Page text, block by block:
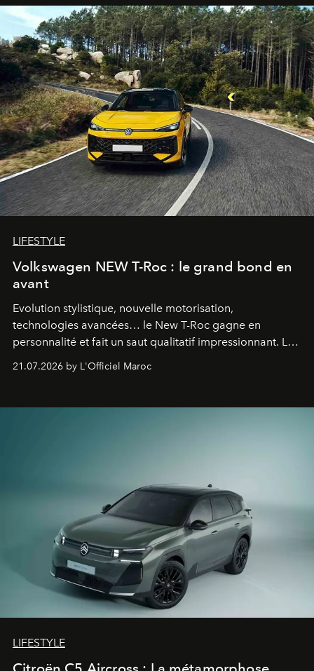
LIFESTYLE
Volkswagen NEW T-Roc : le grand bond en
avant
Evolution stylistique, nouvelle motorisation,
technologies avancées… le New T-Roc gagne en
personnalité et fait un saut qualitatif impressionnant. Le
constructeur allemand a revu en profondeur son SUV
fétiche pour le rendre plus premium. Et le pari semble
21.07.2026 by L'Officiel Maroc
LIFESTYLE